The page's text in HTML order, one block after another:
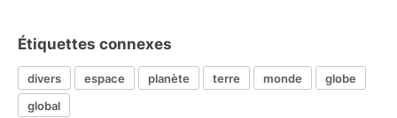
Étiquettes connexes
divers espace planète terre monde
globe
global